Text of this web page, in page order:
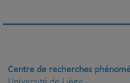
Centre de recherches